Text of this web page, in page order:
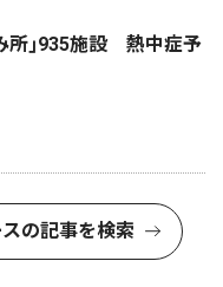
所｣935施設 熱中症予
の記事を検索